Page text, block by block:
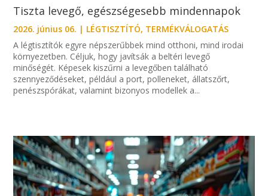
Tiszta levegő, egészségesebb mindennapok
2026. június 06. | LÉGTISZTÍTÓ, TERMÉKVÁLOGATÁS
A légtisztítók egyre népszerűbbek mind otthoni, mind irodai
környezetben. Céljuk, hogy javítsák a beltéri levegő
minőségét. Képesek kiszűrni a levegőben található
szennyeződéseket, például a port, polleneket, állatszőrt,
penészspórákat, valamint bizonyos modellek a...